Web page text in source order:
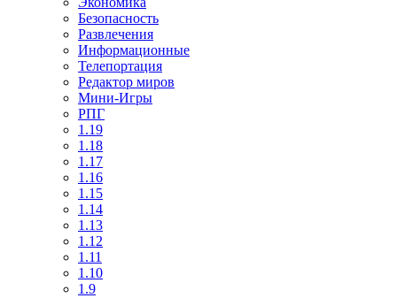
Безопасность
Развлечения
Информационные
Телепортация
Редактор миров
Мини-Игры
РПГ
1.19
1.18
1.17
1.16
1.15
1.14
1.13
1.12
1.11
1.10
1.9